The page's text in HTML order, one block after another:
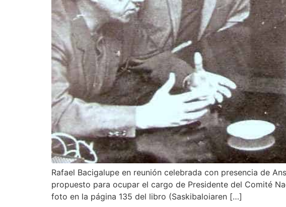
Rafael Bacigalupe en reunión celebrada con presencia de
propuesto para ocupar el cargo de Presidente del Comité
foto en la página 135 del libro (Saskibaloiaren […]